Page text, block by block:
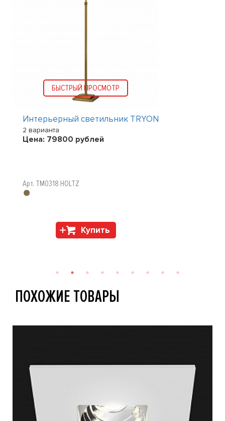
БЫСТРЫЙ ПРОСМОТР
Интерьерный светильник TRYON
2 варианта
Цена: 79800 рублей
Арт. TM0318 HOLTZ
Купить
ПОХОЖИЕ ТОВАРЫ